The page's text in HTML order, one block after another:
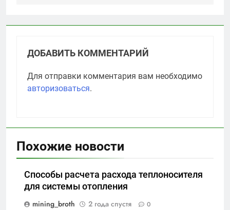
ДОБАВИТЬ КОММЕНТАРИЙ
Для отправки комментария вам необходимо
авторизоваться.
Похожие новости
Способы расчета расхода теплоносителя
для системы отопления
mining_broth
2 года спустя 0